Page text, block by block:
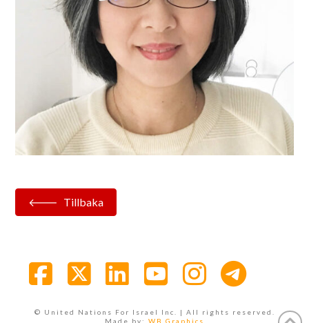
Tillbaka
© United Nations For Israel Inc. | All rights reserved.
Made by: WB Graphics